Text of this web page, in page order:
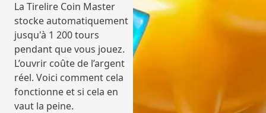
La Tirelire Coin Master
stocke automatiquement
jusqu'à 1 200 tours
pendant que vous jouez.
L’ouvrir coûte de l’argent
réel. Voici comment cela
fonctionne et si cela en
vaut la peine.